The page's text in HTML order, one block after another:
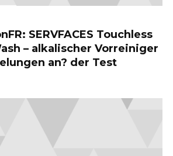
SERVFACES Touchless
– alkalischer Vorreiniger
an? der Test